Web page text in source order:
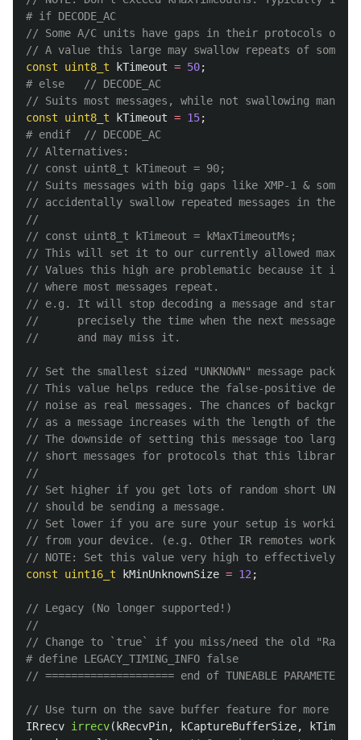
// Some A/C units have gaps in their protocols of
// A value this large may swallow repeats of some
const
uint8_t kTimeout = 50;
// Suits most messages, while not swallowing many
const
uint8_t kTimeout = 15;
// Alternatives:
// const uint8_t kTimeout = 90;
// Suits messages with big gaps like XMP-1 & some
// accidentally swallow repeated messages in the
//
// const uint8_t kTimeout = kMaxTimeoutMs;
// This will set it to our currently allowed
// Values this high are problematic because it is
// where most messages repeat.
// e.g. It will stop decoding a message and start
//      precisely the time when the next message
//      and may miss it.
// Set the smallest sized "UNKNOWN" message
// This value helps reduce the false-positive
// noise as real messages. The chances of
// as a message increases with the length of the
// The downside of setting this message too large is
// short messages for protocols that this library
//
// Set higher if you get lots of random short
// should be sending a message.
// Set lower if you are sure your setup is working,
// from your device. (e.g. Other IR remotes work.)
// NOTE: Set this value very high to effectively turn
const
uint16_t kMinUnknownSize = 12 ;
// Legacy (No longer supported!)
//
// Change to `true` if you miss/need the old "Raw
// ==================== end of TUNEABLE PARAMETERS
// Use turn on the save buffer feature for more
IRrecv irrecv( kRecvPin, kCaptureBufferSize,
kTimeout